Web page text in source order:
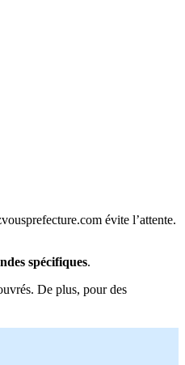
évite l’attente.
spécifiques.
De plus, pour des